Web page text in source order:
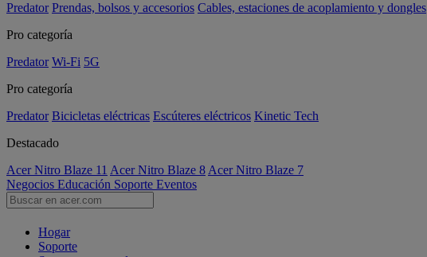
Predator Prendas, bolsos y accesorios Cables, estaciones de acoplamiento y dongles
Pro categoría
Predator Wi-Fi 5G
Pro categoría
Predator Bicicletas eléctricas Escúteres eléctricos Kinetic Tech
Destacado
Acer Nitro Blaze 11 Acer Nitro Blaze 8 Acer Nitro Blaze 7
Negocios Educación Soporte Eventos
Hogar
Soporte